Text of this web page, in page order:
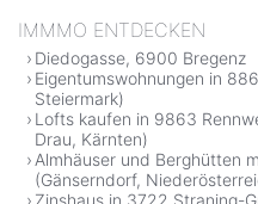
IMMMO ENTDECKEN
Diedogasse, 6900 Bregenz
Eigentumswohnungen in
Steiermark)
Lofts kaufen in 9863
Drau, Kärnten)
Almhäuser und Berghütten
(Gänserndorf,
Zinshaus in 3722 Straning-